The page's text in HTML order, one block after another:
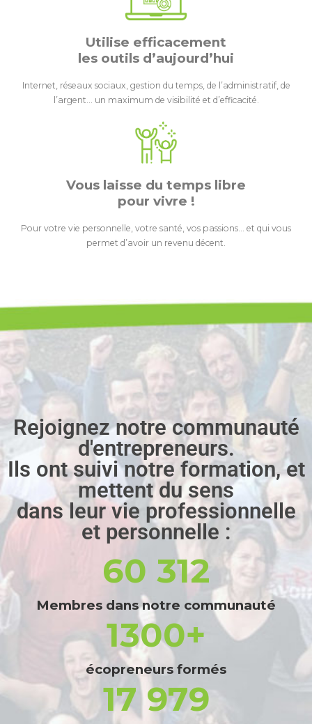
Utilise efficacement
les outils d’aujourd’hui
Internet, réseaux sociaux, gestion du temps, de l’administratif, de
l’argent… un maximum de visibilité et d’efficacité.
Vous laisse du temps libre
pour vivre !
Pour votre vie personnelle, votre santé, vos passions… et qui vous
permet d’avoir un revenu décent.
Rejoignez notre communauté
d'entrepreneurs.
Ils ont suivi notre formation, et
mettent du sens
dans leur vie professionnelle
et personnelle :
60 312
Membres dans notre communauté
1300+
écopreneurs formés
17 979